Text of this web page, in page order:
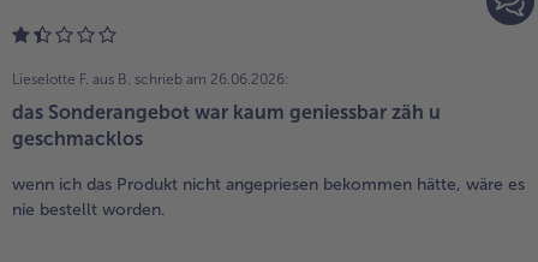
Lieselotte F. aus B. schrieb am 26.06.2026:
das Sonderangebot war kaum geniessbar zäh u
geschmacklos
wenn ich das Produkt nicht angepriesen bekommen hätte, wäre es
nie bestellt worden.